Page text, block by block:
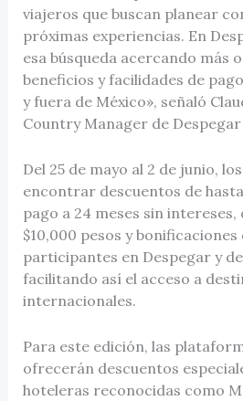
viajeros que buscan planear
próximas experiencias. En
esa búsqueda acercando más
beneficios y facilidades de
y fuera de México», señaló
Country Manager de
Del 25 de mayo al 2 de junio,
encontrar descuentos de
pago a 24 meses sin
$10,000 pesos y bonificaciones
participantes en Despegar y
facilitando así el acceso a
internacionales.
Para este edición, las
ofrecerán descuentos
hoteleras reconocidas como